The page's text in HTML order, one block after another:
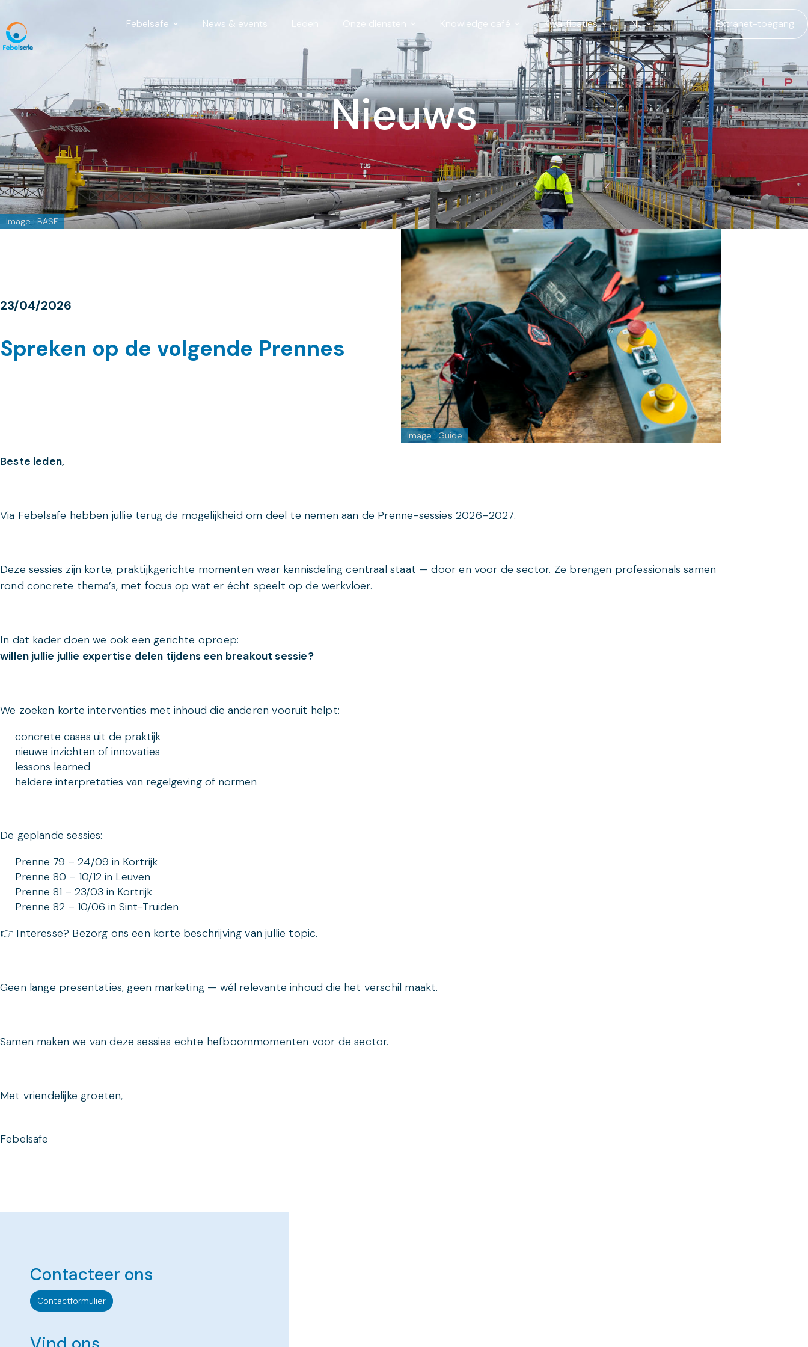
Febelsafe News & events Leden Onze diensten Knowledge café Kwalificaties NL Extranet-toegang
Nieuws
Image : BASF
23/04/2026
Spreken op de volgende Prennes
Image : Guide
Beste leden,
Via Febelsafe hebben jullie terug de mogelijkheid om deel te nemen aan de Prenne-sessies 2026–2027.
Deze sessies zijn korte, praktijkgerichte momenten waar kennisdeling centraal staat — door en voor de sector. Ze brengen professionals samen
rond concrete thema’s, met focus op wat er écht speelt op de werkvloer.
In dat kader doen we ook een gerichte oproep:
willen jullie jullie expertise delen tijdens een breakout sessie?
We zoeken korte interventies met inhoud die anderen vooruit helpt:
concrete cases uit de praktijk
nieuwe inzichten of innovaties
lessons learned
heldere interpretaties van regelgeving of normen
De geplande sessies:
Prenne 79 – 24/09 in Kortrijk
Prenne 80 – 10/12 in Leuven
Prenne 81 – 23/03 in Kortrijk
Prenne 82 – 10/06 in Sint-Truiden
👉 Interesse? Bezorg ons een korte beschrijving van jullie topic.
Geen lange presentaties, geen marketing — wél relevante inhoud die het verschil maakt.
Samen maken we van deze sessies echte hefboommomenten voor de sector.
Met vriendelijke groeten,
Febelsafe
Contacteer ons
Contactformulier